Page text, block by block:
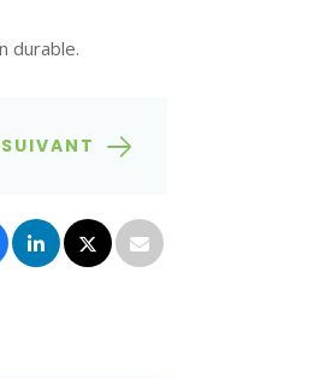
durable.
SUIVANT